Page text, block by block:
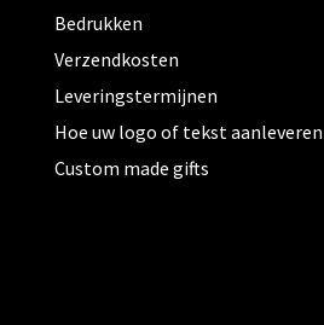
Bedrukken
Verzendkosten
Leveringstermijnen
Hoe uw logo of tekst aanleveren
Custom made gifts